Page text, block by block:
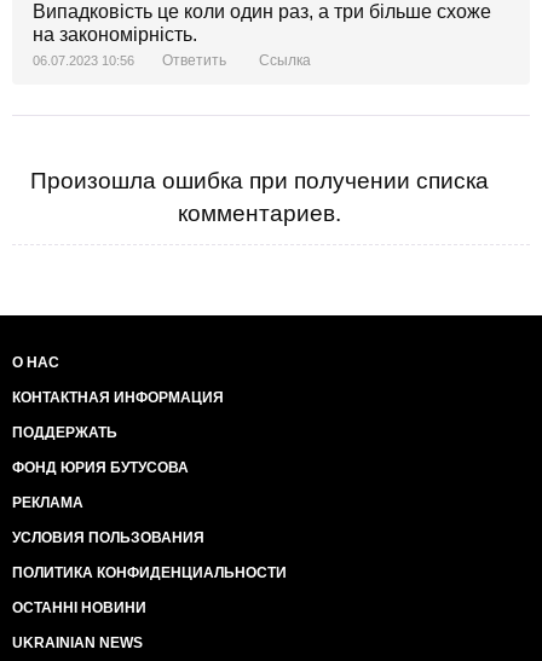
Випадковість це коли один раз, а три більше схоже
на закономірність.
06.07.2023 10:56 Ответить Ссылка
Произошла ошибка при получении списка
комментариев.
О НАС
КОНТАКТНАЯ ИНФОРМАЦИЯ
ПОДДЕРЖАТЬ
ФОНД ЮРИЯ БУТУСОВА
РЕКЛАМА
УСЛОВИЯ ПОЛЬЗОВАНИЯ
ПОЛИТИКА КОНФИДЕНЦИАЛЬНОСТИ
ОСТАННІ НОВИНИ
UKRAINIAN NEWS